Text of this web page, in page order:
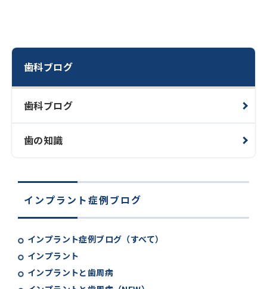
歯科ブログ
歯科ブログ
歯の知識
インプラント症例ブログ
インプラント症例ブログ（すべて）
インプラント
インプラントと歯周病